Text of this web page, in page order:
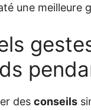
une meilleure
des conseils